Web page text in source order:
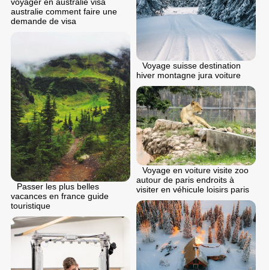
voyager en australie visa
australie comment faire une
demande de visa
Voyage suisse destination
hiver montagne jura voiture
Passer les plus belles
vacances en france guide
touristique
Voyage en voiture visite zoo
autour de paris endroits à
visiter en véhicule loisirs paris